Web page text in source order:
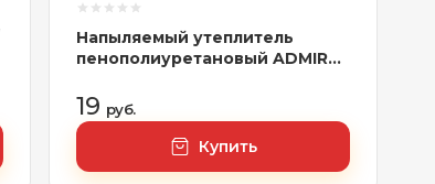
Напыляемый утеплитель
пенополиуретановый ADMIRAL
арт.4657802397973
19 руб.
Купить